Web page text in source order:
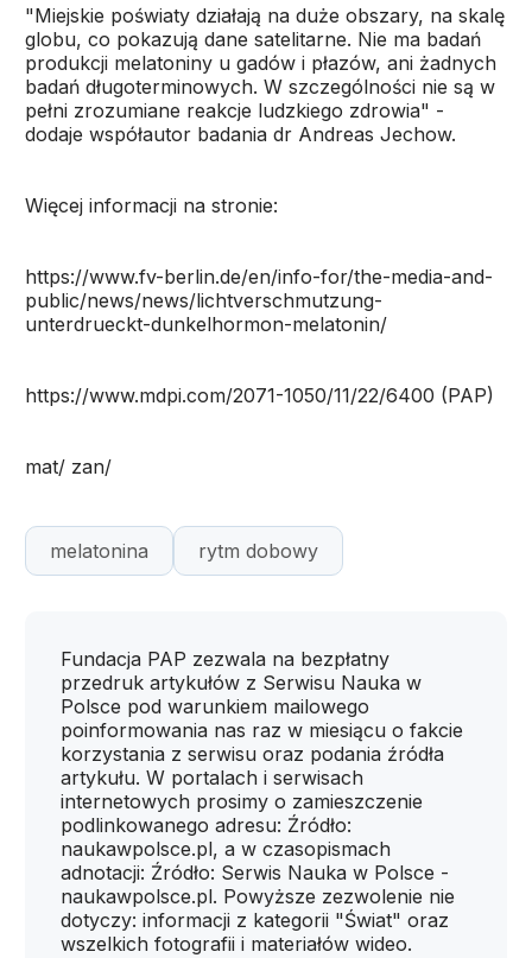
"Miejskie poświaty działają na duże obszary, na skalę
globu, co pokazują dane satelitarne. Nie ma badań
produkcji melatoniny u gadów i płazów, ani żadnych
badań długoterminowych. W szczególności nie są w
pełni zrozumiane reakcje ludzkiego zdrowia" -
dodaje współautor badania dr Andreas Jechow.
Więcej informacji na stronie:
https://www.fv-berlin.de/en/info-for/the-media-and-
public/news/news/lichtverschmutzung-
unterdrueckt-dunkelhormon-melatonin/
https://www.mdpi.com/2071-1050/11/22/6400 (PAP)
mat/ zan/
melatonina rytm dobowy
Fundacja PAP zezwala na bezpłatny
przedruk artykułów z Serwisu Nauka w
Polsce pod warunkiem mailowego
poinformowania nas raz w miesiącu o fakcie
korzystania z serwisu oraz podania źródła
artykułu. W portalach i serwisach
internetowych prosimy o zamieszczenie
podlinkowanego adresu: Źródło:
naukawpolsce.pl, a w czasopismach
adnotacji: Źródło: Serwis Nauka w Polsce -
naukawpolsce.pl. Powyższe zezwolenie nie
dotyczy: informacji z kategorii "Świat" oraz
wszelkich fotografii i materiałów wideo.